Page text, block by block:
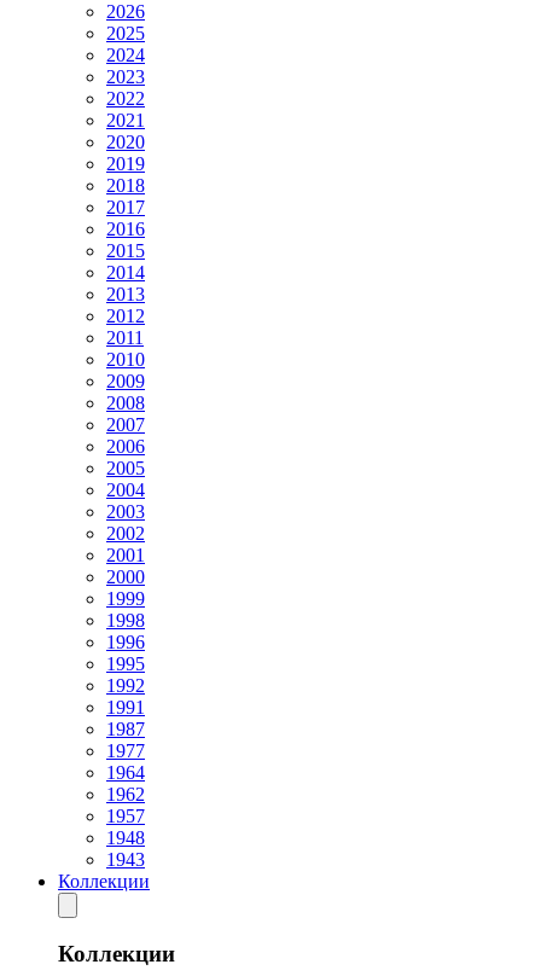
2026
2025
2024
2023
2022
2021
2020
2019
2018
2017
2016
2015
2014
2013
2012
2011
2010
2009
2008
2007
2006
2005
2004
2003
2002
2001
2000
1999
1998
1996
1995
1992
1991
1987
1977
1964
1962
1957
1948
1943
Коллекции
Коллекции